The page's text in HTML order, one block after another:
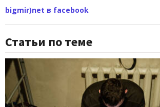
bigmir)net в facebook
Статьи по теме